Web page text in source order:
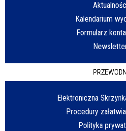
Kalendarium
Formularz
Elektroniczna
Procedury
Polityka